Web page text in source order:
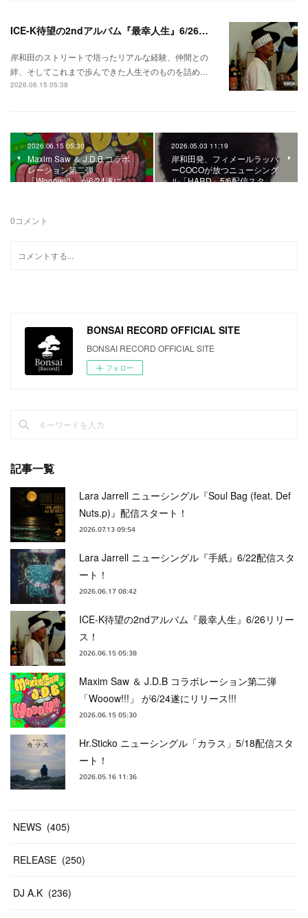
ICE-K待望の2ndアルバム『最幸人生』6/26リリース！
岸和田のストリートで培ったリアルな経験、仲間との
絆、そしてこれまで歩んできた人生そのものを詰め…
2026.06.15 05:38
2026.06.15 05:30
Maxim Saw ＆ J.D.B コラボ
レーション第二弾
「Wooow!!!」 が6/24遂に…
2026.05.03 11:19
岸和田発、フィメールラッパ
ーCOCOが放つニューシング
ル「HARD」5/6配信スタ…
0コメント
BONSAI RECORD OFFICIAL SITE
BONSAI RECORD OFFICIAL SITE
フォロー
記事一覧
Lara Jarrell ニューシングル『Soul Bag (feat. Def
Nuts.p)』配信スタート！
2026.07.13 09:54
Lara Jarrell ニューシングル『手紙』6/22配信スタ
ート！
2026.06.17 08:42
ICE-K待望の2ndアルバム『最幸人生』6/26リリー
ス！
2026.06.15 05:38
Maxim Saw ＆ J.D.B コラボレーション第二弾
「Wooow!!!」 が6/24遂にリリース!!!
2026.06.15 05:30
Hr.Sticko ニューシングル「カラス」5/18配信スタ
ート！
2026.05.16 11:36
NEWS (405)
RELEASE (250)
DJ A.K (236)